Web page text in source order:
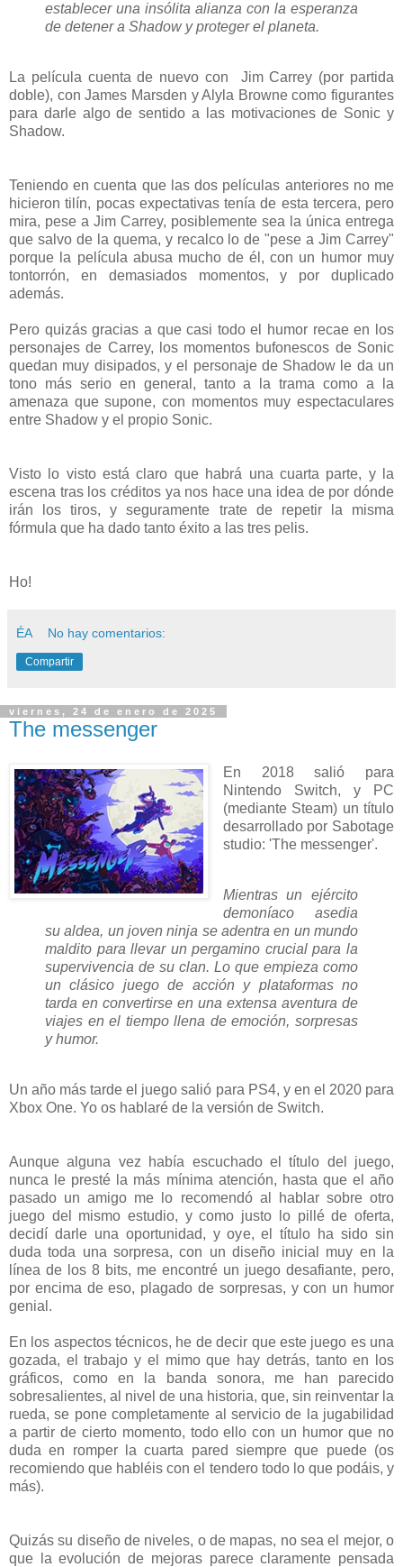
establecer una insólita alianza con la esperanza
de detener a Shadow y proteger el planeta.
La película cuenta de nuevo con Jim Carrey (por partida
doble), con James Marsden y Alyla Browne como figurantes
para darle algo de sentido a las motivaciones de Sonic y
Shadow.
Teniendo en cuenta que las dos películas anteriores no me
hicieron tilín, pocas expectativas tenía de esta tercera, pero
mira, pese a Jim Carrey, posiblemente sea la única entrega
que salvo de la quema, y recalco lo de "pese a Jim Carrey"
porque la película abusa mucho de él, con un humor muy
tontorrón, en demasiados momentos, y por duplicado
además.
Pero quizás gracias a que casi todo el humor recae en los
personajes de Carrey, los momentos bufonescos de Sonic
quedan muy disipados, y el personaje de Shadow le da un
tono más serio en general, tanto a la trama como a la
amenaza que supone, con momentos muy espectaculares
entre Shadow y el propio Sonic.
Visto lo visto está claro que habrá una cuarta parte, y la
escena tras los créditos ya nos hace una idea de por dónde
irán los tiros, y seguramente trate de repetir la misma
fórmula que ha dado tanto éxito a las tres pelis.
Ho!
ÉA No hay comentarios:
Compartir
viernes, 24 de enero de 2025
The messenger
En 2018 salió para
Nintendo Switch, y PC
(mediante Steam) un título
desarrollado por Sabotage
studio: 'The messenger'.
Mientras un ejército
demoníaco asedia
su aldea, un joven ninja se adentra en un mundo
maldito para llevar un pergamino crucial para la
supervivencia de su clan. Lo que empieza como
un clásico juego de acción y plataformas no
tarda en convertirse en una extensa aventura de
viajes en el tiempo llena de emoción, sorpresas
y humor.
Un año más tarde el juego salió para PS4, y en el 2020 para
Xbox One. Yo os hablaré de la versión de Switch.
Aunque alguna vez había escuchado el título del juego,
nunca le presté la más mínima atención, hasta que el año
pasado un amigo me lo recomendó al hablar sobre otro
juego del mismo estudio, y como justo lo pillé de oferta,
decidí darle una oportunidad, y oye, el título ha sido sin
duda toda una sorpresa, con un diseño inicial muy en la
línea de los 8 bits, me encontré un juego desafiante, pero,
por encima de eso, plagado de sorpresas, y con un humor
genial.
En los aspectos técnicos, he de decir que este juego es una
gozada, el trabajo y el mimo que hay detrás, tanto en los
gráficos, como en la banda sonora, me han parecido
sobresalientes, al nivel de una historia, que, sin reinventar la
rueda, se pone completamente al servicio de la jugabilidad
a partir de cierto momento, todo ello con un humor que no
duda en romper la cuarta pared siempre que puede (os
recomiendo que habléis con el tendero todo lo que podáis, y
más).
Quizás su diseño de niveles, o de mapas, no sea el mejor, o
que la evolución de mejoras parece claramente pensada